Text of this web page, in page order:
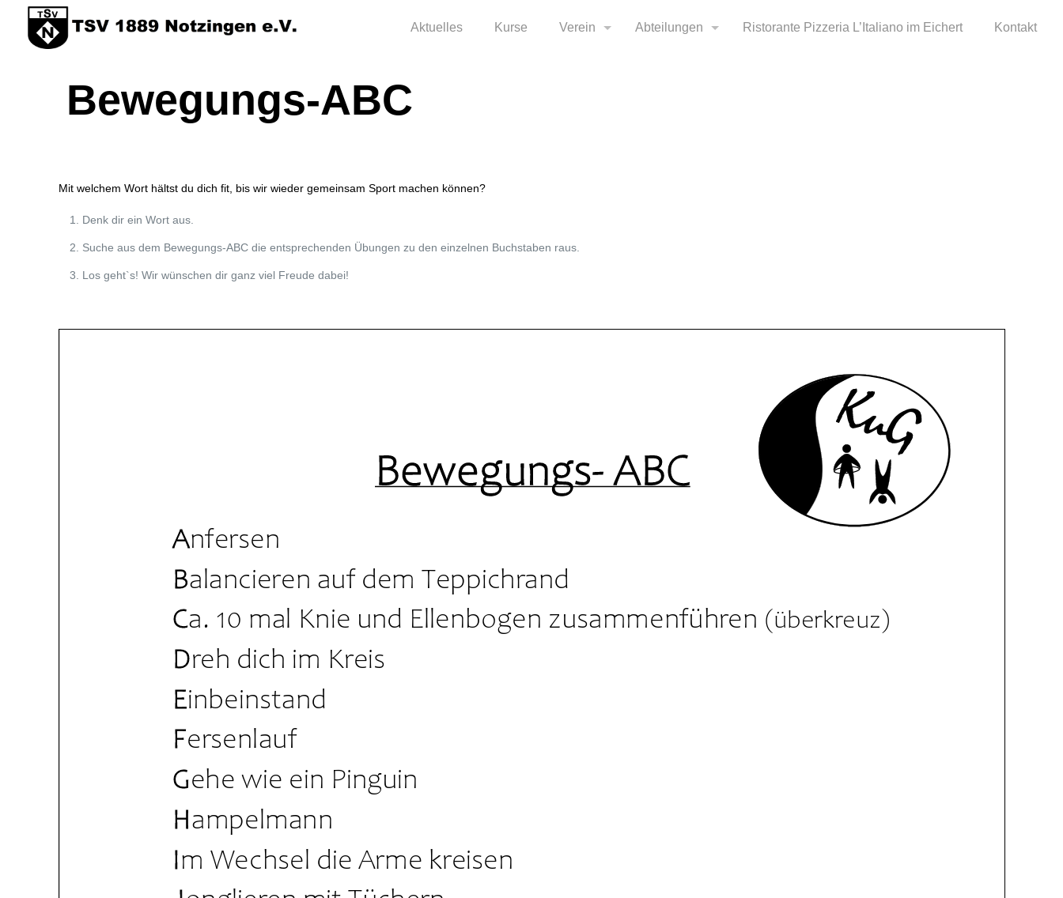
Aktuelles Kurse Verein Abteilungen Ristorante Pizzeria L’Italiano im Eichert Kontakt
Bewegungs-ABC
Mit welchem Wort hältst du dich fit, bis wir wieder gemeinsam Sport machen können?
Denk dir ein Wort aus.
Suche aus dem Bewegungs-ABC die entsprechenden Übungen zu den einzelnen Buchstaben raus.
Los geht`s! Wir wünschen dir ganz viel Freude dabei!